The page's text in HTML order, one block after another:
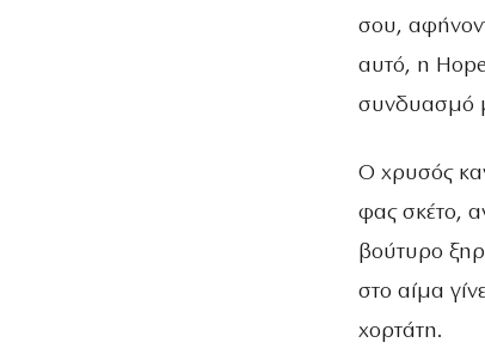
σου,
αυτό, η
συνδυασμό
Ο χρυσός
φας σκέτο,
βούτυρο
στο αίμα
χορτάτη.